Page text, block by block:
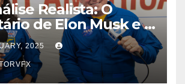
Realista: O
de Elon Musk e a
Dinâmica das
Tripulação no Voo
2025